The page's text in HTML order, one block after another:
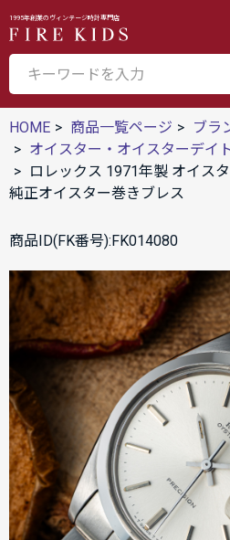
1995年創業のヴィンテージ時計専門店
HOME 商品一覧ページ ブラ
オイスター・オイスターデイ
ロレックス 1971年製 オイス
純正オイスター巻きブレス
商品ID(FK番号):FK014080